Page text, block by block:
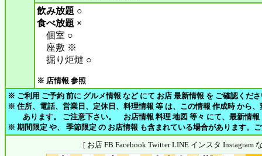
飲み放題 ○
食べ放題 ×
個室 ○
座敷 ※
掘り炬燵 ○
※ 店情報 参照
※ ご利用 ご予約 前に グルメ情報 など にて お店 最新情報 を ご確認くだ
※ 住所、電話、営業日、定休日、料理情報 等 は、この情報 作成時 から
あります。 ご注意下さい。 お店情報 料理 地図 等々 にて、最新情報
※ 期間限定 や、 季節限定 の お店情報 も含まれている場合があります。
[ お店 FB Facebook Twitter LINE インスタ Instagram